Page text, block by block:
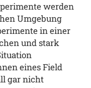
werden
Umgebung
in einer
und stark
eines Field
gar nicht